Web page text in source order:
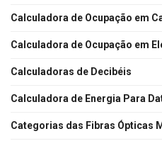
Calculadora de Ocupação em
Calculadora de Ocupação em
Calculadoras de Decibéis
Calculadora de Energia Para
Categorias das Fibras Ópticas